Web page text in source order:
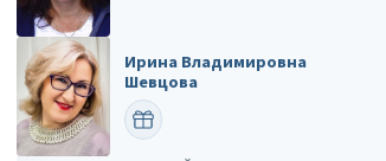
Ирина Владимировна
Шевцова
ПОЗДРАВИТЬ